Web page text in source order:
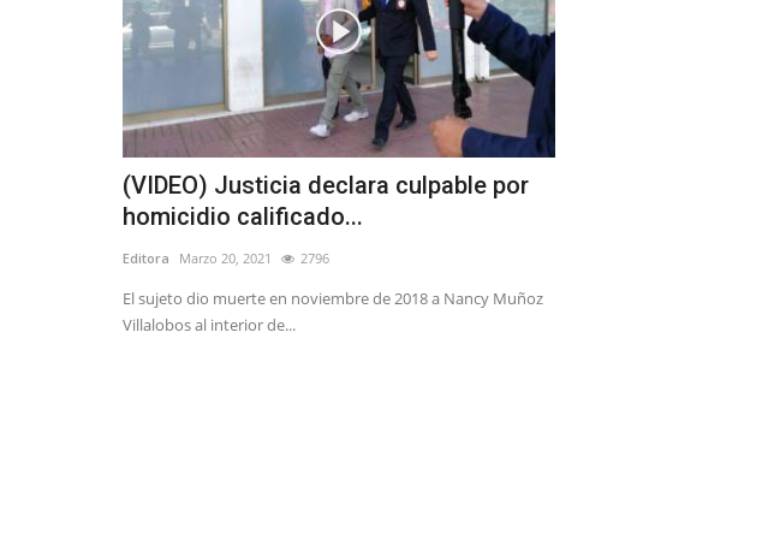
(VIDEO) Justicia declara culpable por
homicidio calificado...
Editora Marzo 20, 2021 2796
El sujeto dio muerte en noviembre de 2018 a Nancy Muñoz
Villalobos al interior de...